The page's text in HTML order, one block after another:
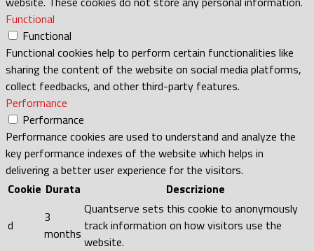
Functional
Functional
Functional cookies help to perform certain functionalities like
sharing the content of the website on social media platforms,
collect feedbacks, and other third-party features.
Performance
Performance
Performance cookies are used to understand and analyze the
key performance indexes of the website which helps in
delivering a better user experience for the visitors.
Cookie Durata Descrizione
d
3
months
Quantserve sets this cookie to anonymously
track information on how visitors use the
website.